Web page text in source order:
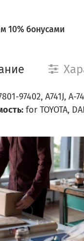
10% бонусами
97402, A741J, A-
for TOYOTA,